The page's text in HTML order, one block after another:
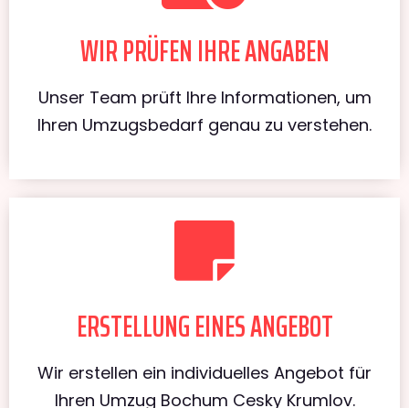
WIR PRÜFEN IHRE ANGABEN
Unser Team prüft Ihre Informationen, um
Ihren Umzugsbedarf genau zu verstehen.
ERSTELLUNG EINES ANGEBOT
Wir erstellen ein individuelles Angebot für
Ihren Umzug Bochum Cesky Krumlov.